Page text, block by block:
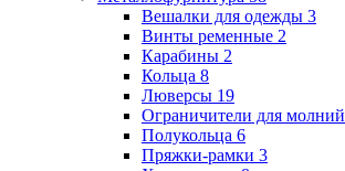
Вешалки для одежды 3
Винты ременные 2
Карабины 2
Кольца 8
Люверсы 19
Ограничители для молний
Полукольца 6
Пряжки-рамки 3